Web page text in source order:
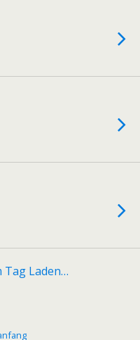
Tag Laden…